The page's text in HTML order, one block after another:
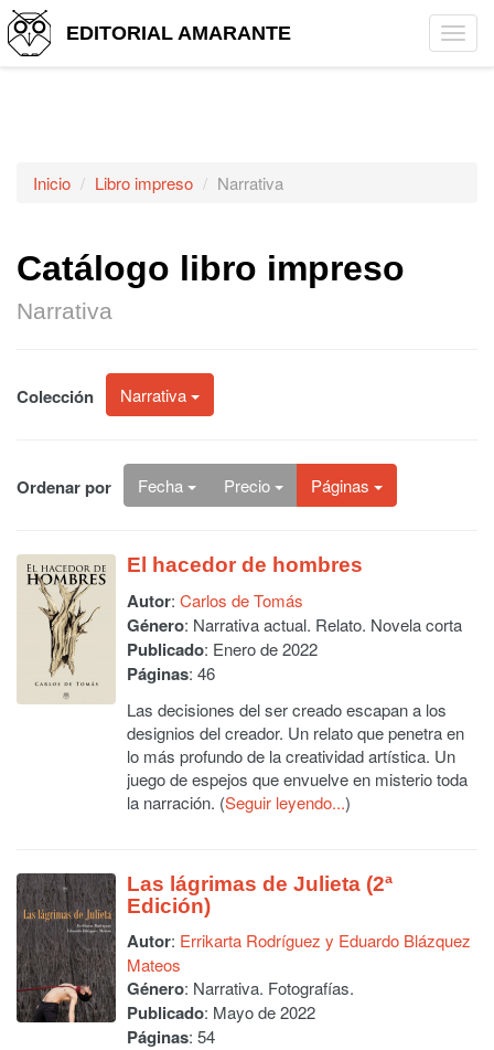
EDITORIAL AMARANTE
Inicio Libro impreso Narrativa
Catálogo libro impreso
Narrativa
Colección Narrativa
Ordenar por Fecha Precio Páginas
El hacedor de hombres
Autor: Carlos de Tomás
Género: Narrativa actual. Relato. Novela corta
Publicado: Enero de 2022
Páginas: 46
Las decisiones del ser creado escapan a los
designios del creador. Un relato que penetra en
lo más profundo de la creatividad artística. Un
juego de espejos que envuelve en misterio toda
la narración. (Seguir leyendo...)
Las lágrimas de Julieta (2ª
Edición)
Autor: Errikarta Rodríguez y Eduardo Blázquez
Mateos
Género: Narrativa. Fotografías.
Publicado: Mayo de 2022
Páginas: 54